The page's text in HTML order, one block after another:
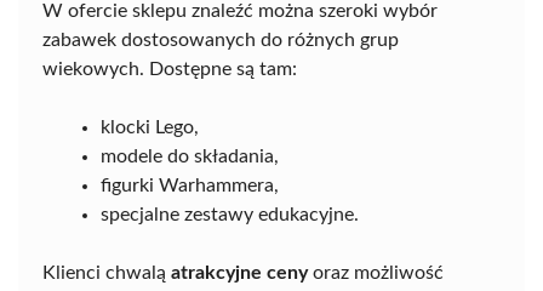
W ofercie sklepu znaleźć można szeroki wybór
zabawek dostosowanych do różnych grup
wiekowych. Dostępne są tam:
klocki Lego,
modele do składania,
figurki Warhammera,
specjalne zestawy edukacyjne.
Klienci chwalą atrakcyjne cenyoraz możliwość